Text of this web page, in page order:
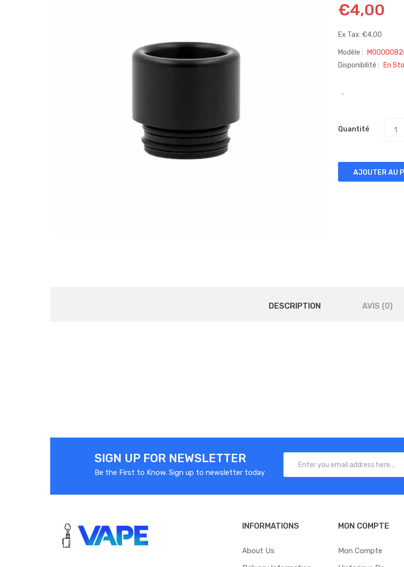
€4,00
Ex Tax: €4,00
Modèle :
Disponibilité :
En
..
Quantité
AJOUTER AU
DESCRIPTION AVIS (0)
SIGN UP FOR NEWSLETTER
Be the First to Know. Sign up to newsletter today
INFORMATIONS
About Us
MON COMPTE
Mon Compte